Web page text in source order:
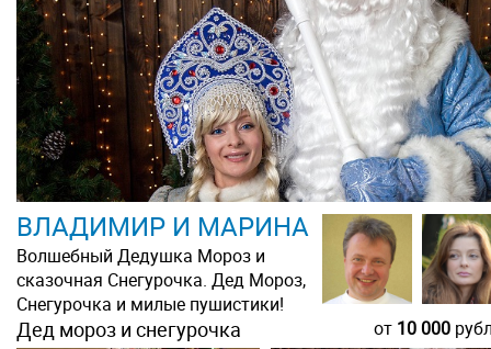
ВЛАДИМИР И МАРИНА
Волшебный Дедушка Мороз и
сказочная Снегурочка. Дед Мороз,
Снегурочка и милые пушистики!
Дед мороз и снегурочка от 10 000